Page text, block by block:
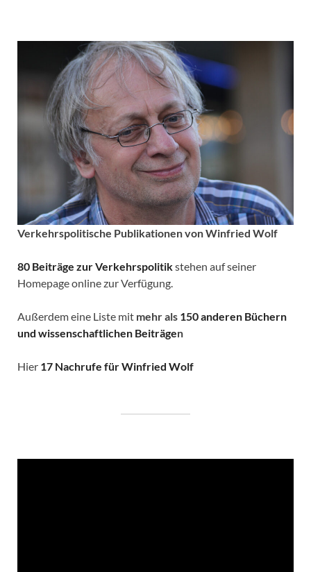
Verkehrspolitische Publikationen von Winfried Wolf
80 Beiträge zur Verkehrspolitikstehen auf seiner
Homepage online zur Verfügung.
Außerdem eine Liste mit mehr als 150 anderen Büchern
und wissenschaftlichen Beiträgen
Hier 17 Nachrufe für Winfried Wolf